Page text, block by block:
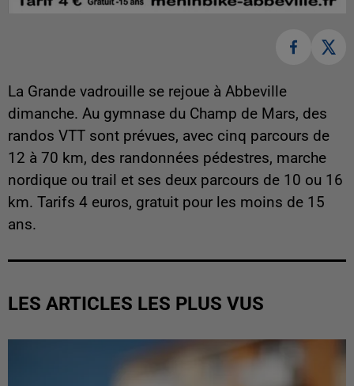
La Grande vadrouille se rejoue à Abbeville
dimanche. Au gymnase du Champ de Mars, des
randos VTT sont prévues, avec cinq parcours de
12 à 70 km, des randonnées pédestres, marche
nordique ou trail et ses deux parcours de 10 ou 16
km. Tarifs 4 euros, gratuit pour les moins de 15
ans.
LES ARTICLES LES PLUS VUS